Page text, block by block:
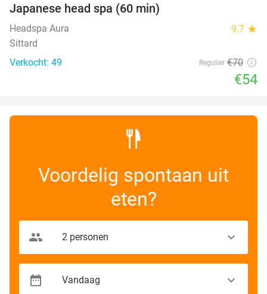
Japanese head spa (60 min)
Headspa Aura 9.7 star
Sittard
Verkocht: 49
Regulier €70
€54
Voordelig spontaan uit
eten?